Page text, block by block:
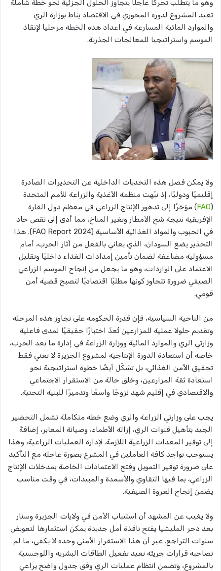
وهو ما يتطلب تحركًا عاجلًا يتجاوز الحلول الجزئية نحو خطة شاملة
تعيد المشروع لدوره المحوري في الاقتصاد يناط بوزارة الري
والموارد المائية المسارعة في اعداد هذه الخطة مرحليا لإنقاذ
الموسم واستراتيجيا للمعالجات الجذرية.
ولا يمكن فصل هذه التحديات الداخلية عن التحذيرات الصادرة
إقليميًا ودوليًا، إذ نبّهت منظمة الأغذية والزراعة للأمم المتحدة
(
FAO ) مؤخرًا إلى تدهور الإنتاج الزراعي في معظم دول القارة
الإفريقية نتيجة شح الأمطار وتغير المناخ، مما أدى إلى نقص حاد
في الحبوب والمواد الغذائية الأساسية (FAO Report 2024). هذا
التحذير يضع السودان، الذي يعاني بالفعل من آثار الحرب، أمام
مسؤولية مضاعفة لضمان تأمين إمدادات الغذاء داخليًا وتقليل
الاعتماد على الواردات، وهو ما يجعل من إنجاح الموسم الزراعي
الصيفي ضرورة تتجاوز كونها مطلبًا اقتصاديًا لتصبح قضية أمن
قومي.
من الناحية السياسية، فإن قدرة الحكومة على تجاوز هذه المرحلة
وتقديم حلولا عملية للمزارعين تُعدّ اختبارًا حقيقيًا لمدى فاعلية
وزارتي الري والموارد المائية ووزارة الزراعة في إدارة ما بعد الحرب،
خاصة أن استعادة الدورة الإنتاجية لمشروع الجزيرة لا تعني فقط
تحقيق الأمن الغذائي، بل تشكّل أيضًا خطوة استراتيجية نحو
استعادة ثقة المزارعين، وخلق حالة من الاستقرار الاجتماعي
والاقتصادي في إقليم شهد نزوحًا واسعًا وتدميرًا للبنية التحتية.
يجب على وزارتي الزراعة والري وضع خطة متكاملة تشمل التحضير
الجيد بتأهيل قنوات الري، إزالة الأطماء، وصيانة المعابر، إضافةً
إلى توفير المعدات الزراعية اللازمة. لإدارة العمليات الزراعية، وهذا
يستوجب تواجد كافة العاملين في المشرع بصورة عاجلة مع التأكيد
على ضرورة توفير التمويل وفتح الاعتمادات الخاصة بمدخلات الإنتاج
الزراعي، بما فيها التقاوي والأسمدة والمبيدات، في وقت مناسب
يضمن إنجاح العروة الصيفية.
ولا يغيب عن المشهد أن استتباب الأمن في ولايات الجزيرة وسنار
بعد دحر المليشيا يفتح نافذة أمل جديدة يمكن استثمارها لتعويض
سنوات التراجع. غير أن هذا الاستقرار الأمني وحده لا يكفي، ما لم
تصاحبه قرارات جريئة تعيد تفعيل الطاقات البشرية واللوجستية
بالمشروع، وتضمن انتظام عمليات الري وفق جدول واضح يراعي